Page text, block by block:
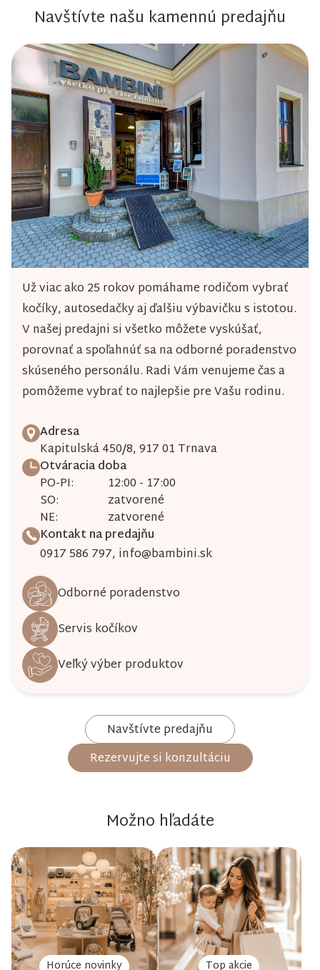
Navštívte našu kamennú predajňu
Už viac ako 25 rokov pomáhame rodičom vybrať
kočíky, autosedačky aj ďalšiu výbavičku s istotou.
V našej predajni si všetko môžete vyskúšať,
porovnať a spoľahnúť sa na odborné poradenstvo
skúseného personálu. Radi Vám venujeme čas a
pomôžeme vybrať to najlepšie pre Vašu rodinu.
Adresa
Kapitulská 450/8, 917 01 Trnava
Otváracia doba
PO-PI:
12:00 - 17:00
SO:
zatvorené
NE:
zatvorené
Kontakt na predajňu
0917 586 797, info@bambini.sk
Odborné poradenstvo
Servis kočíkov
Veľký výber produktov
Navštívte predajňu
Rezervujte si konzultáciu
Možno hľadáte
Horúce novinky Top akcie